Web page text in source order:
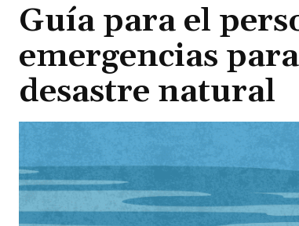
Guía para el
emergencias
desastre natural